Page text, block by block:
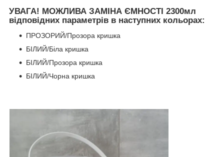
УВАГА! МОЖЛИВА ЗАМІНА ЄМНОСТІ 2300мл
відповідних параметрів в наступних кольорах:
ПРОЗОРИЙ/Прозора кришка
БІЛИЙ/Біла кришка
БІЛИЙ/Прозора кришка
БІЛИЙ/Чорна кришка